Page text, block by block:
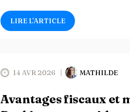
LIRE L’ARTICLE
14 AVR 2026 MATHILDE
Avantages fiscaux et